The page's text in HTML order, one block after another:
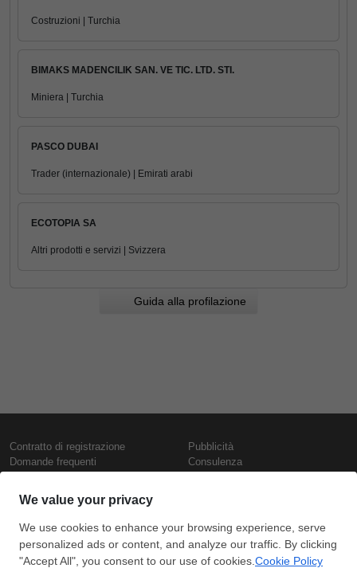
Costruzioni | Turchia
BIMAKS MADENCILIK SAN. VE TIC. LTD. STI.
Miniera | Turchia
PASCO DUBAI
Trader (internazionale) | Emirati arabi
ECOTOPIA SA
Altri prodotti e servizi | Svizzera
Guida alla profilazione
Contratto di registrazione
Domande frequenti
Presentazione
Contattaci
Termini di utilizzo
Politica di riservatezza
Pubblicità
Consulenza